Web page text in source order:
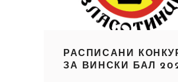
РАСПИСАНИ
ЗА ВИНСКИ БАЛ